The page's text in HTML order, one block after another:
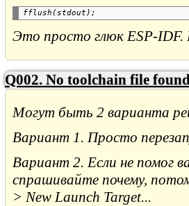
Это просто глюк ESP-IDF.
Q002. No toolchain file
Могут быть 2 варианта
Вариант 1. Просто
Вариант 2. Если не помог
спрашивайте почему,
> New Launch Target...